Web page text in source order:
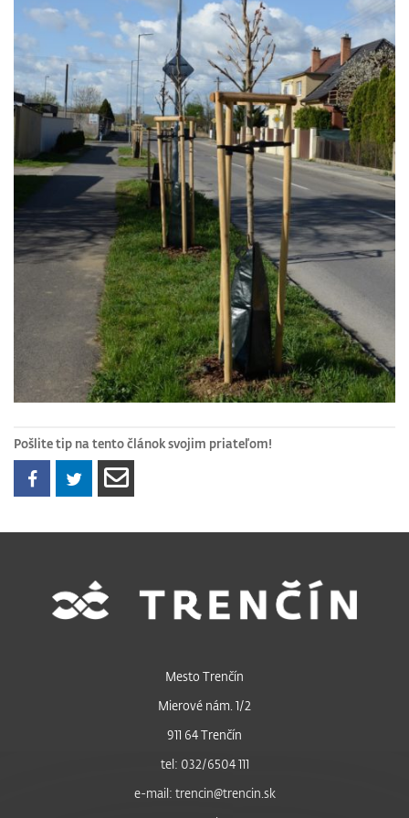
Pošlite tip na tento článok svojim priateľom!
Mesto Trenčín
Mierové nám. 1/2
911 64 Trenčín
tel: 032/6504 111
e-mail: trencin@trencin.sk